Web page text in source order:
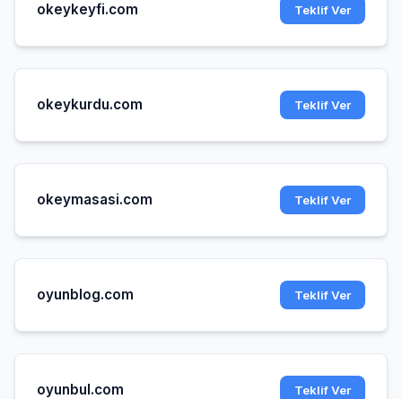
okeykeyfi.com Teklif Ver
okeykurdu.com Teklif Ver
okeymasasi.com Teklif Ver
oyunblog.com Teklif Ver
oyunbul.com Teklif Ver